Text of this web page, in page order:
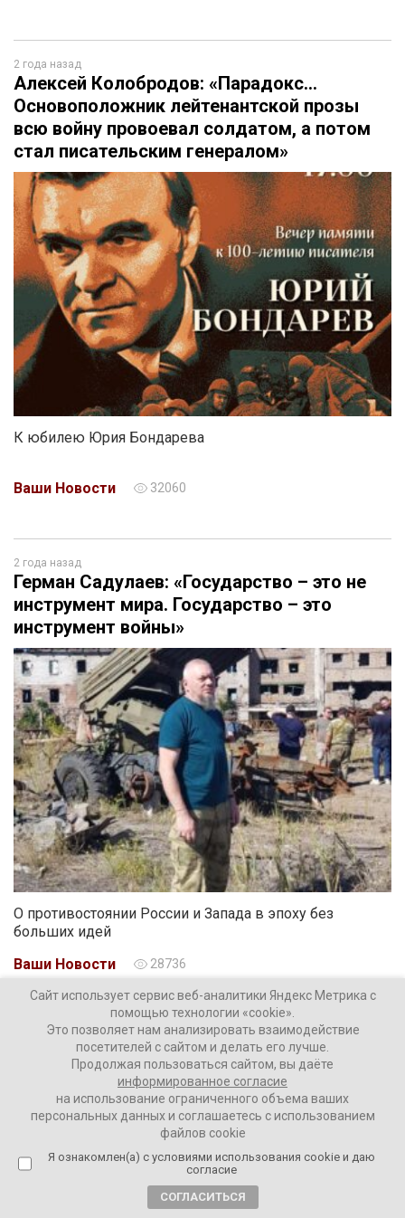
2 года назад
Алексей Колобродов: «Парадокс…
Основоположник лейтенантской прозы
всю войну провоевал солдатом, а потом
стал писательским генералом»
К юбилею Юрия Бондарева
Ваши Новости 32060
2 года назад
Герман Садулаев: «Государство – это не
инструмент мира. Государство – это
инструмент войны»
О противостоянии России и Запада в эпоху без
больших идей
Ваши Новости
28736
Актуальное
Сайт использует сервис веб-аналитики Яндекс Метрика с
помощью технологии «cookie».
Это позволяет нам анализировать взаимодействие
посетителей с сайтом и делать его лучше.
Продолжая пользоваться сайтом, вы даёте
информированное согласие
на использование ограниченного объема ваших
персональных данных и соглашаетесь с использованием
файлов cookie
Я ознакомлен(а) с условиями использования cookie и даю
согласие
СОГЛАСИТЬСЯ